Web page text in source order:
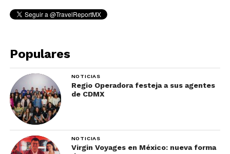
Populares
NOTICIAS
Regio Operadora festeja a sus agentes
de CDMX
NOTICIAS
Virgin Voyages en México: nueva forma